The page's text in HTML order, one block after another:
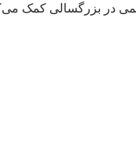
در بزرگسالی کمک